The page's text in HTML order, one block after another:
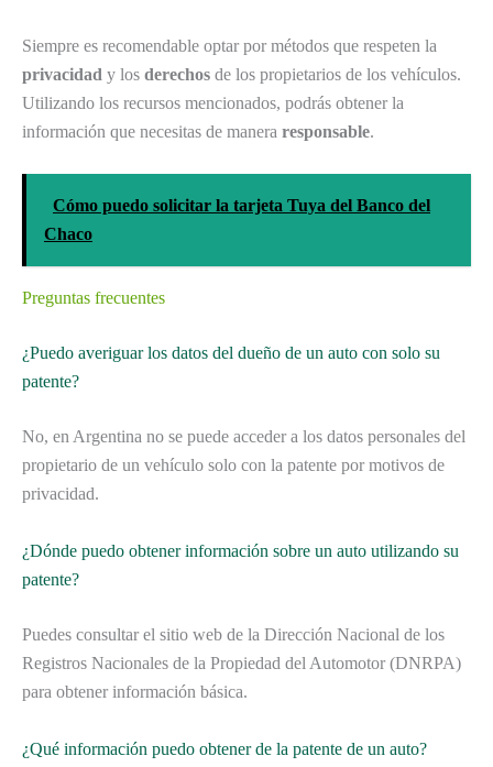
Siempre es recomendable optar por métodos que respeten la
privacidad y los derechos de los propietarios de los vehículos.
Utilizando los recursos mencionados, podrás obtener la
información que necesitas de manera responsable.
Cómo puedo solicitar la tarjeta Tuya del Banco del
Chaco
Preguntas frecuentes
¿Puedo averiguar los datos del dueño de un auto con solo su
patente?
No, en Argentina no se puede acceder a los datos personales del
propietario de un vehículo solo con la patente por motivos de
privacidad.
¿Dónde puedo obtener información sobre un auto utilizando su
patente?
Puedes consultar el sitio web de la Dirección Nacional de los
Registros Nacionales de la Propiedad del Automotor (DNRPA)
para obtener información básica.
¿Qué información puedo obtener de la patente de un auto?